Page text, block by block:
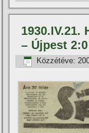
1930.IV.21.
– Újpest 2:0
Közzétéve: